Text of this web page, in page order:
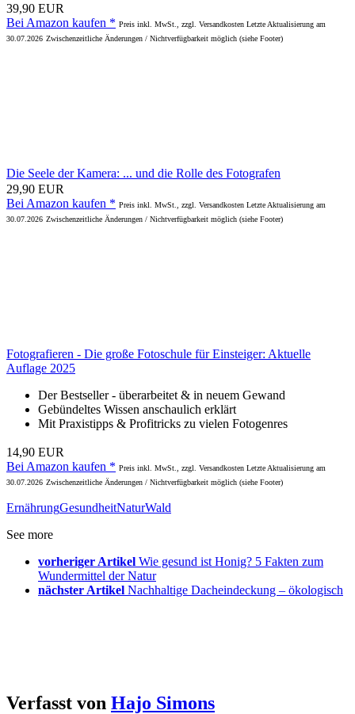
39,90 EUR
Bei Amazon kaufen * Preis inkl. MwSt., zzgl. Versandkosten Letzte Aktualisierung am
30.07.2026 Zwischenzeitliche Änderungen / Nichtverfügbarkeit möglich (siehe Footer)
Die Seele der Kamera: ... und die Rolle des Fotografen
29,90 EUR
Bei Amazon kaufen * Preis inkl. MwSt., zzgl. Versandkosten Letzte Aktualisierung am
30.07.2026 Zwischenzeitliche Änderungen / Nichtverfügbarkeit möglich (siehe Footer)
Fotografieren - Die große Fotoschule für Einsteiger: Aktuelle
Auflage 2025
Der Bestseller - überarbeitet & in neuem Gewand
Gebündeltes Wissen anschaulich erklärt
Mit Praxistipps & Profitricks zu vielen Fotogenres
14,90 EUR
Bei Amazon kaufen * Preis inkl. MwSt., zzgl. Versandkosten Letzte Aktualisierung am
30.07.2026 Zwischenzeitliche Änderungen / Nichtverfügbarkeit möglich (siehe Footer)
ErnährungGesundheitNaturWald
See more
vorheriger Artikel Wie gesund ist Honig? 5 Fakten zum
Wundermittel der Natur
nächster Artikel Nachhaltige Dacheindeckung – ökologisch
Verfasst von Hajo Simons